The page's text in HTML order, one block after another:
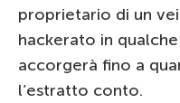
proprietario di un
hackerato in
accorgerà fino a
l’estratto conto.